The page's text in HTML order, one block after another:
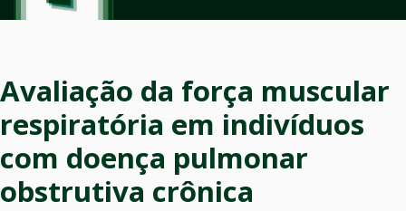
Avaliação da força muscular
respiratória em indivíduos
com doença pulmonar
obstrutiva crônica